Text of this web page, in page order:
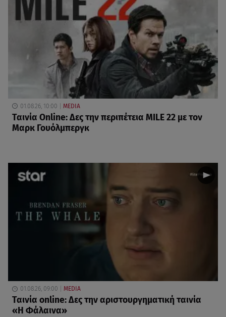
01.08.26, 10:00 MEDIA
Ταινία Online: Δες την περιπέτεια MILE 22 με τον
Μαρκ Γουόλμπεργκ
01.08.26, 09:00 MEDIA
Ταινία online: Δες την αριστουργηματική ταινία
«Η Φάλαινα»